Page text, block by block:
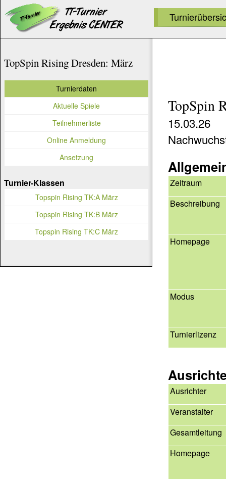
TopSpin
15.03.26
Zeitraum
Beschreibung
Homepage
Modus
Turnierlizenz
Ausrichter
Veranstalter
Gesamtleitung
Homepage
TopSpin Rising Dresden: März
Turnierdaten
Aktuelle Spiele
Teilnehmerliste
Online Anmeldung
Ansetzung
Turnier-Klassen
Topspin Rising TK:A März
Topspin Rising TK:B März
Topspin Rising TK:C März